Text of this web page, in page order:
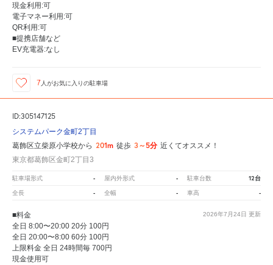
現金利用:可
電子マネー利用:可
QR利用:可
■提携店舗など
EV充電器:なし
7 人がお気に入りの駐車場
ID:305147125
システムパーク金町2丁目
葛飾区立柴原小学校から 201m 徒歩 3～5分 近くてオススメ！
東京都葛飾区金町2丁目3
駐車場形式 - 屋内外形式 - 駐車台数 12台
全長 - 全幅 - 車高 -
2026年7月24日 更新
■料金
全日 8:00〜20:00 20分 100円
全日 20:00〜8:00 60分 100円
上限料金 全日 24時間毎 700円
現金使用可